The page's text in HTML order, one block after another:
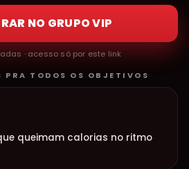
NO GRUPO VIP
· acesso só por este link
PRA TODOS OS OBJETIVOS
queimam calorias no ritmo